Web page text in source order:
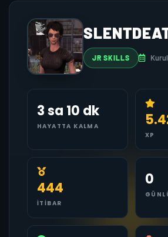
JR SKILLS
3 sa 10 dk
HAYATTA KALMA
XP
444
İTIBAR
0